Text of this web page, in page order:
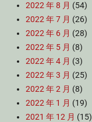
2022 年 8 月 (54)
2022 年 7 月 (26)
2022 年 6 月 (28)
2022 年 5 月 (8)
2022 年 4 月 (3)
2022 年 3 月 (25)
2022 年 2 月 (8)
2022 年 1 月 (19)
2021 年 12 月 (15)